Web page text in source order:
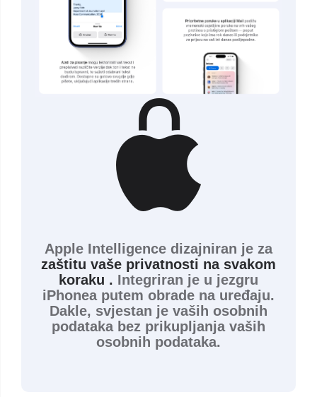
Apple Intelligence dizajniran je za
zaštitu vaše privatnosti na svakom
koraku . Integriran je u jezgru
iPhonea putem obrade na uređaju.
Dakle, svjestan je vaših osobnih
podataka bez prikupljanja vaših
osobnih podataka.